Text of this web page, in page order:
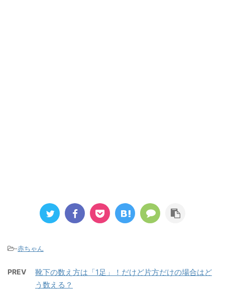
-赤ちゃん
PREV
靴下の数え方は「1足」！だけど片方だけの場合はど
う数える？